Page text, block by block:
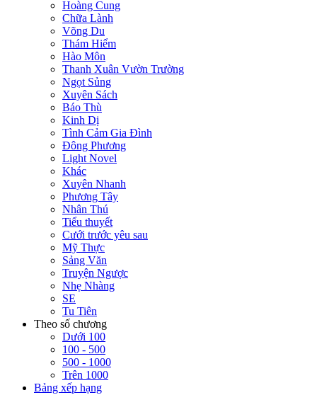
Hoàng Cung
Chữa Lành
Võng Du
Thám Hiểm
Hào Môn
Thanh Xuân Vườn Trường
Ngọt Sủng
Xuyên Sách
Báo Thù
Kinh Dị
Tình Cảm Gia Đình
Đông Phương
Light Novel
Khác
Xuyên Nhanh
Phương Tây
Nhân Thú
Tiểu thuyết
Cưới trước yêu sau
Mỹ Thực
Sảng Văn
Truyện Ngược
Nhẹ Nhàng
SE
Tu Tiên
Theo số chương
Dưới 100
100 - 500
500 - 1000
Trên 1000
Bảng xếp hạng